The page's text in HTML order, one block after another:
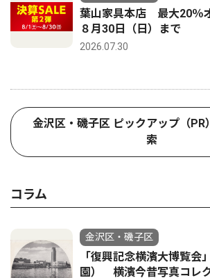
葉山家具本店 最大20％
８月30日（日）まで
2026.07.30
金沢区・磯子区 ピックアップ（PR
索
コラム
金沢区・磯子区
「復興記念横濱大博覧会
園） 横濱今昔写真コレ